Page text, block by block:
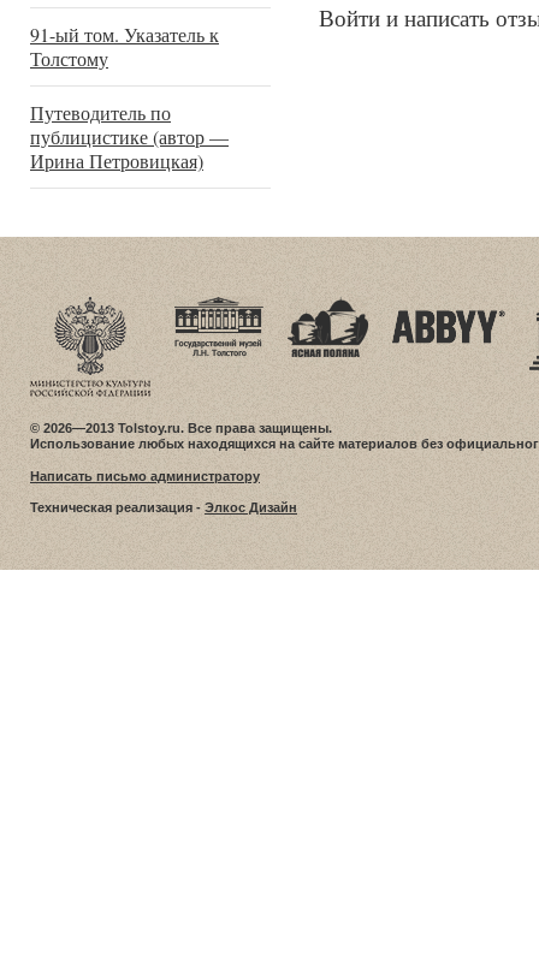
91-ый том. Указатель к
Толстому
Путеводитель по
публицистике (автор —
Ирина Петровицкая)
Войти и написать
© 2026—2013 Tolstoy.ru. Все права защищены.
Использование любых находящихся на сайте материалов без
Написать письмо администратору
Техническая реализация - Элкос Дизайн